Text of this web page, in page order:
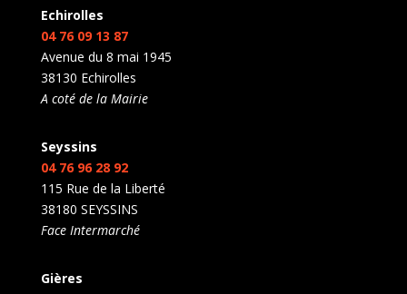
Echirolles
04 76 09 13 87
Avenue du 8 mai 1945
38130 Echirolles
A coté de la Mairie
Seyssins
04 76 96 28 92
115 Rue de la Liberté
38180 SEYSSINS
Face Intermarché
Gières